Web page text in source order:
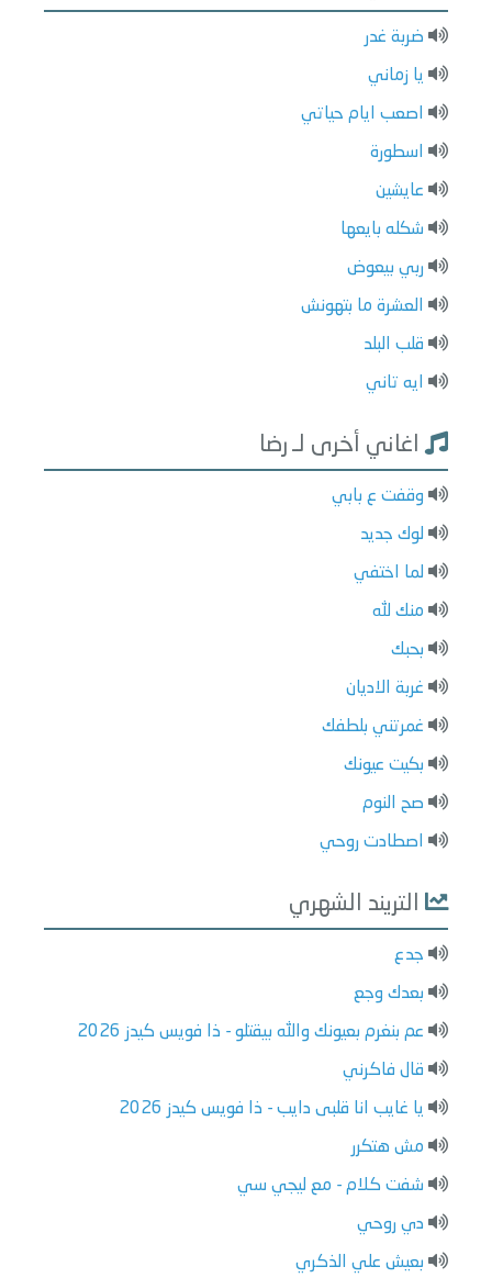
ضربة غدر
يا زماني
اصعب ايام حياتي
اسطورة
عايشين
شكله بايعها
ربي بيعوض
العشرة ما بتهونش
قلب البلد
ايه تاني
اغاني أخرى لـ رضا
وقفت ع بابي
لوك جديد
لما اختفي
منك لله
بحبك
غربة الاديان
غمرتني بلطفك
بكيت عيونك
صح النوم
اصطادت روحي
التريند الشهري
جدع
بعدك وجع
عم بنغرم بعيونك والله بيقتلو - ذا فويس كيدز 2026
قال فاكرني
يا غايب انا قلبى دايب - ذا فويس كيدز 2026
مش هتكرر
شفت كلام - مع ليجي سي
دي روحي
بعيش علي الذكري